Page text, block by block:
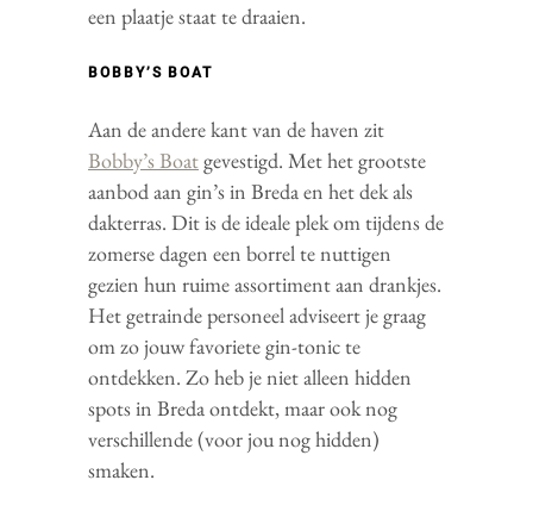
een plaatje staat te draaien.
BOBBY’S BOAT
Aan de andere kant van de haven zit
Bobby’s Boatgevestigd. Met het grootste
aanbod aan gin’s in Breda en het dek als
dakterras. Dit is de ideale plek om tijdens de
zomerse dagen een borrel te nuttigen
gezien hun ruime assortiment aan drankjes.
Het getrainde personeel adviseert je graag
om zo jouw favoriete gin-tonic te
ontdekken. Zo heb je niet alleen hidden
spots in Breda ontdekt, maar ook nog
verschillende (voor jou nog hidden)
smaken.